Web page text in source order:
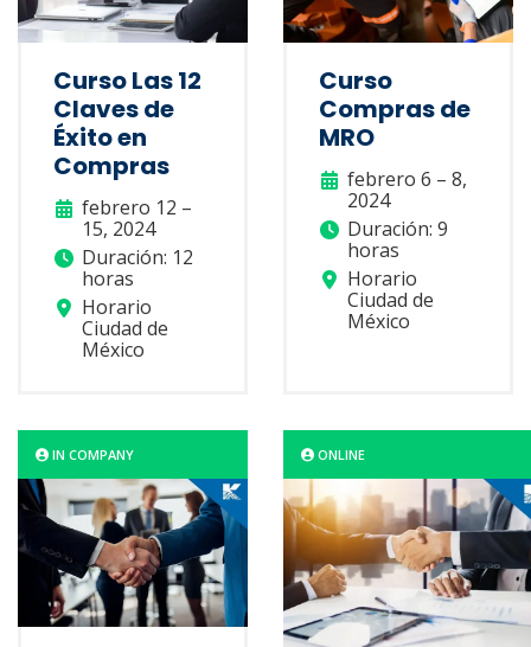
Curso Las 12
Claves de
Éxito en
Compras
febrero 12 –
15, 2024
Duración: 12
horas
Horario
Ciudad de
México
Curso
Compras de
MRO
febrero 6 – 8,
2024
Duración: 9
horas
Horario
Ciudad de
México
IN COMPANY ONLINE